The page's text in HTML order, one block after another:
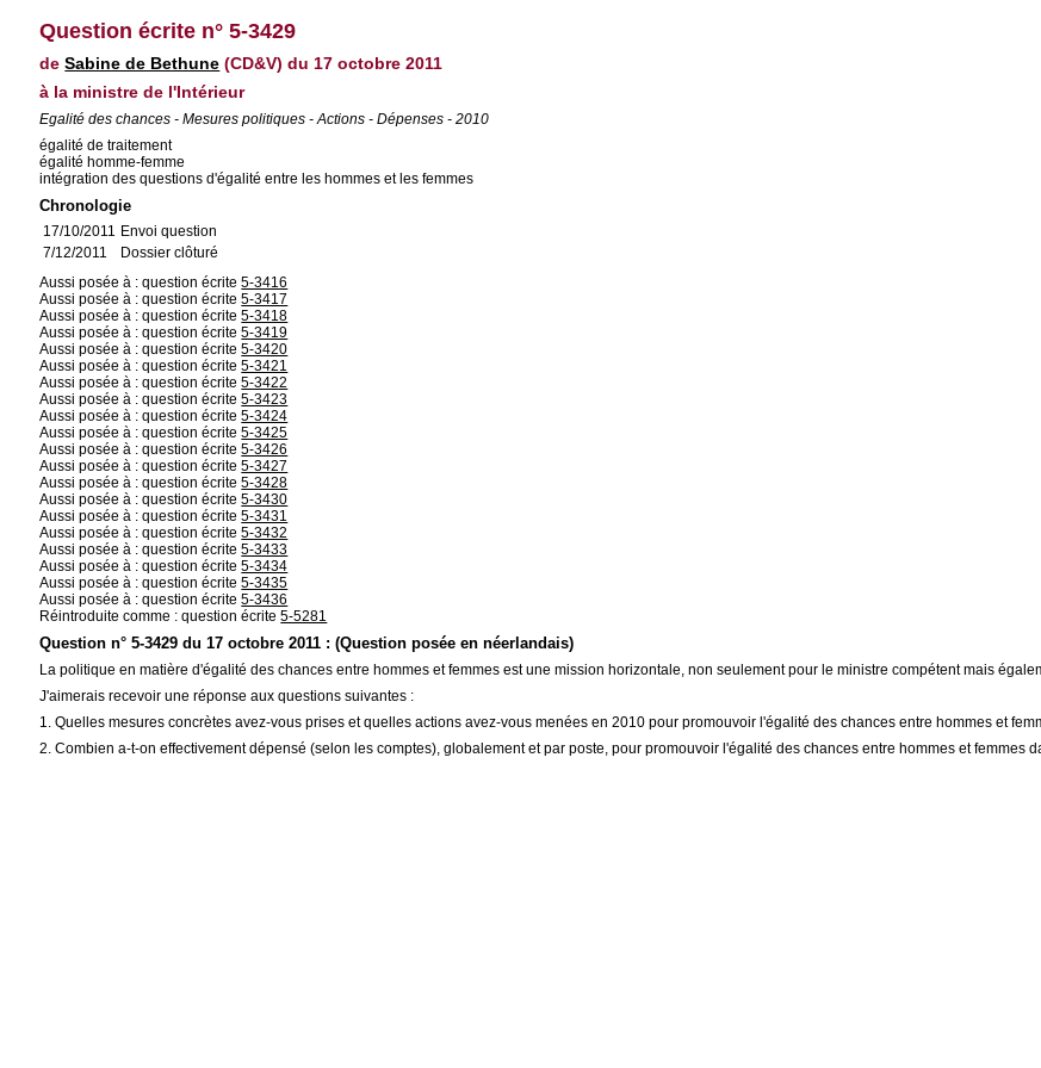
Question écrite n° 5-3429
deSabine de Bethune (CD&V) du 17 octobre 2011
à la ministre de l'Intérieur
Egalité des chances - Mesures politiques - Actions - Dépenses - 2010
égalité de traitement
égalité homme-femme
intégration des questions d'égalité entre les hommes et les femmes
Chronologie
17/10/2011 Envoi question
7/12/2011
Dossier clôturé
Aussi posée à : question écrite5-3416
Aussi posée à : question écrite5-3417
Aussi posée à : question écrite5-3418
Aussi posée à : question écrite5-3419
Aussi posée à : question écrite5-3420
Aussi posée à : question écrite5-3421
Aussi posée à : question écrite5-3422
Aussi posée à : question écrite5-3423
Aussi posée à : question écrite5-3424
Aussi posée à : question écrite5-3425
Aussi posée à : question écrite5-3426
Aussi posée à : question écrite5-3427
Aussi posée à : question écrite5-3428
Aussi posée à : question écrite5-3430
Aussi posée à : question écrite5-3431
Aussi posée à : question écrite5-3432
Aussi posée à : question écrite5-3433
Aussi posée à : question écrite5-3434
Aussi posée à : question écrite5-3435
Aussi posée à : question écrite5-3436
Réintroduite comme : question écrite5-5281
Question n° 5-3429 du 17 octobre 2011 : (Question posée en néerlandais)
La politique en matière d'égalité des chances entre hommes et femmes est une mission horizontale, non seulement pour le ministre compétent mais
J'aimerais recevoir une réponse aux questions suivantes :
1. Quelles mesures concrètes avez-vous prises et quelles actions avez-vous menées en 2010 pour promouvoir l'égalité des chances entre hommes et
2. Combien a-t-on effectivement dépensé (selon les comptes), globalement et par poste, pour promouvoir l'égalité des chances entre hommes et femmes